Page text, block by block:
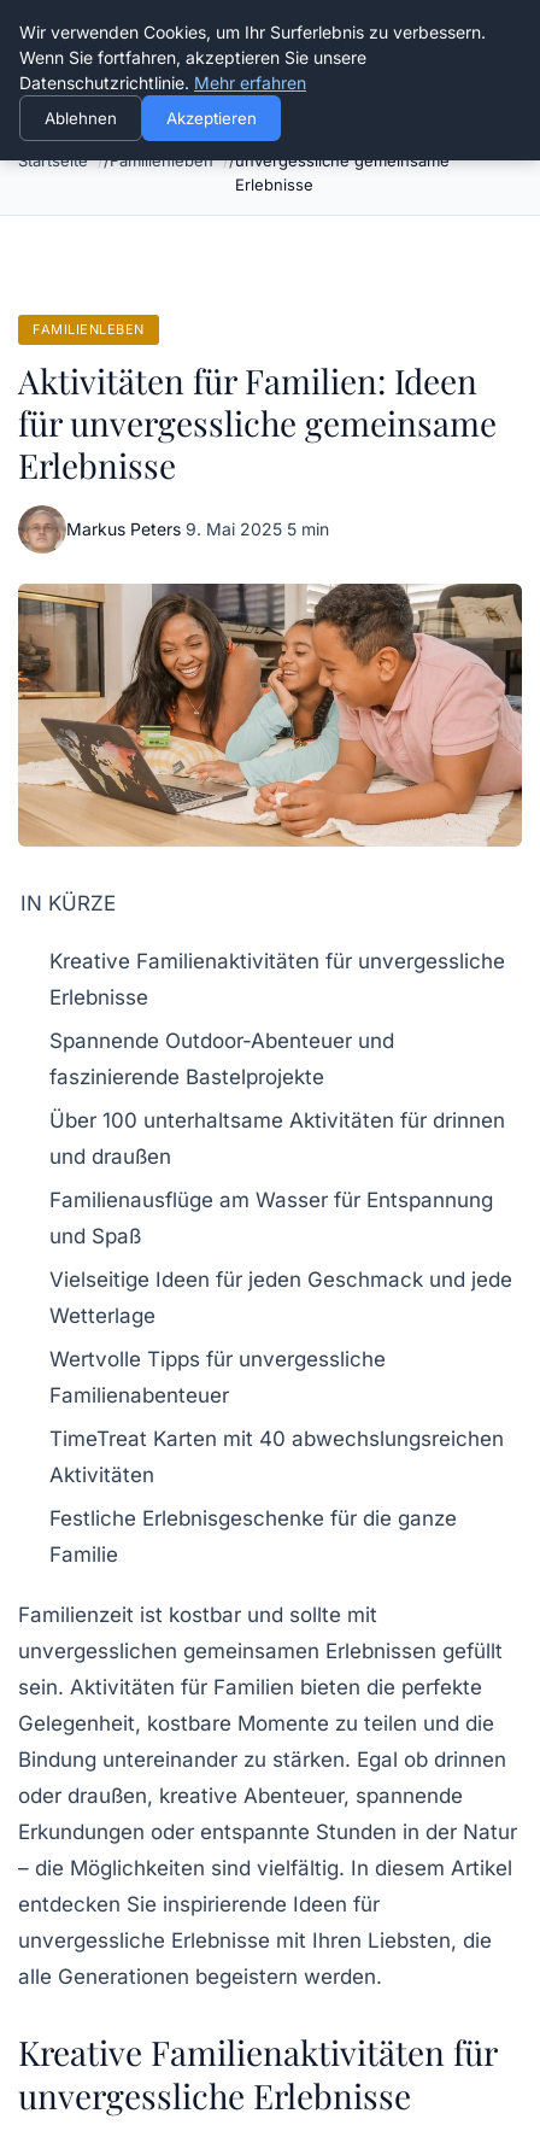
Verflixt-und-aufgetrennt.de
Startseite Familienleben
Aktivitäten für Familien: Ideen für
unvergessliche gemeinsame
Erlebnisse
FAMILIENLEBEN
Aktivitäten für Familien: Ideen
für unvergessliche gemeinsame
Erlebnisse
Markus Peters·9. Mai 2025·5 min
IN KÜRZE
Kreative Familienaktivitäten für unvergessliche
Erlebnisse
Spannende Outdoor-Abenteuer und
faszinierende Bastelprojekte
Über 100 unterhaltsame Aktivitäten für drinnen
und draußen
Familienausflüge am Wasser für Entspannung
und Spaß
Vielseitige Ideen für jeden Geschmack und jede
Wetterlage
Wertvolle Tipps für unvergessliche
Familienabenteuer
TimeTreat Karten mit 40 abwechslungsreichen
Aktivitäten
Festliche Erlebnisgeschenke für die ganze
Familie
Familienzeit ist kostbar und sollte mit
unvergesslichen gemeinsamen Erlebnissen gefüllt
sein. Aktivitäten für Familien bieten die perfekte
Gelegenheit, kostbare Momente zu teilen und die
Bindung untereinander zu stärken. Egal ob drinnen
oder draußen, kreative Abenteuer, spannende
Erkundungen oder entspannte Stunden in der Natur
– die Möglichkeiten sind vielfältig. In diesem Artikel
entdecken Sie inspirierende Ideen für
unvergessliche Erlebnisse mit Ihren Liebsten, die
alle Generationen begeistern werden.
Kreative Familienaktivitäten für
unvergessliche Erlebnisse
Wir verwenden Cookies, um Ihr Surferlebnis zu verbessern.
Wenn Sie fortfahren, akzeptieren Sie unsere
Datenschutzrichtlinie. Mehr erfahren
Ablehnen Akzeptieren